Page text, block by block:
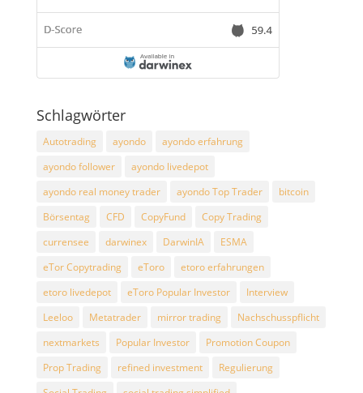
Schlagwörter
Autotrading ayondo
ayondo erfahrung
ayondo follower
ayondo livedepot
ayondo real money trader
ayondo Top Trader
bitcoin
Börsentag
CFD CopyFund
Copy Trading
currensee
darwinex DarwinIA
ESMA
eTor Copytrading
eToro
etoro erfahrungen
etoro livedepot
eToro Popular Investor
Interview
Leeloo
Metatrader mirror trading
Nachschusspflicht
nextmarkets
Popular Investor
Promotion Coupon
Prop Trading
refined investment
Regulierung